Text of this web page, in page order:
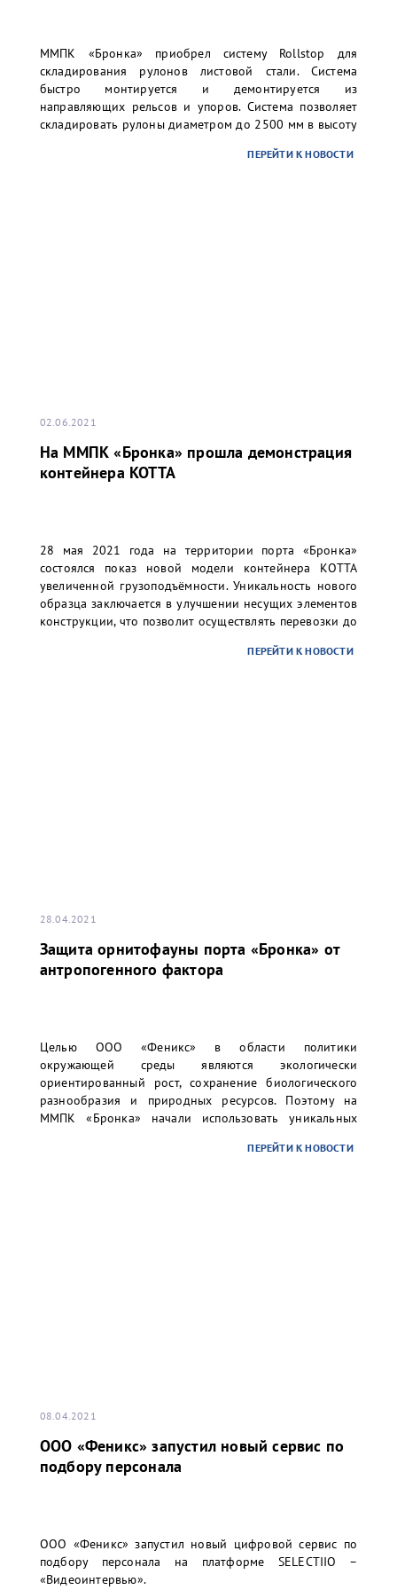
ММПК «Бронка» приобрел систему Rollstop для
складирования рулонов листовой стали. Система
быстро монтируется и демонтируется из
направляющих рельсов и упоров. Система позволяет
складировать рулоны диаметром до 2500 мм в высоту
хранение существенно повысит уровень безопасности
ПЕРЕЙТИ К НОВОСТИ
02.06.2021
На ММПК «Бронка» прошла демонстрация
контейнера KOTTA
28 мая 2021 года на территории порта «Бронка»
состоялся показ новой модели контейнера КОТТА
увеличенной грузоподъёмности. Уникальность нового
образца заключается в улучшении несущих элементов
конструкции, что позволит осуществлять перевозки до
ПЕРЕЙТИ К НОВОСТИ
28.04.2021
Защита орнитофауны порта «Бронка» от
антропогенного фактора
Целью ООО «Феникс» в области политики
окружающей среды являются экологически
ориентированный рост, сохранение биологического
разнообразия и природных ресурсов. Поэтому на
ММПК «Бронка» начали использовать уникальных
зоны, окружающей перегрузочный комплекс, от
ПЕРЕЙТИ К НОВОСТИ
08.04.2021
ООО «Феникс» запустил новый сервис по
подбору персонала
ООО «Феникс» запустил новый цифровой сервис по
подбору персонала на платформе SELECTIIO –
«Видеоинтервью».